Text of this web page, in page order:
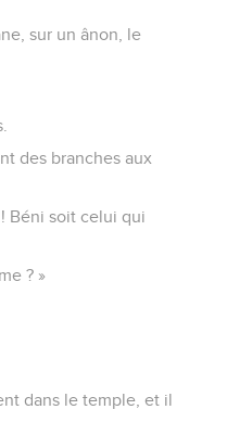
sur un ânon, le
des branches aux
Béni soit celui qui
? »
dans le temple, et il